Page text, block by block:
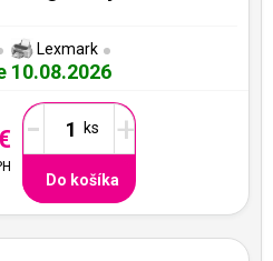
Lexmark
10.08.2026
- +
Do košíka